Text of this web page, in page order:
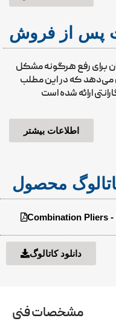
پس از فروش
برای رفع هرگونه مشکل
که در این مطلب
اطلاعات بیشتر
محصول
Combination Pliers
دانلود کاتالوگ
مشخصات فنی